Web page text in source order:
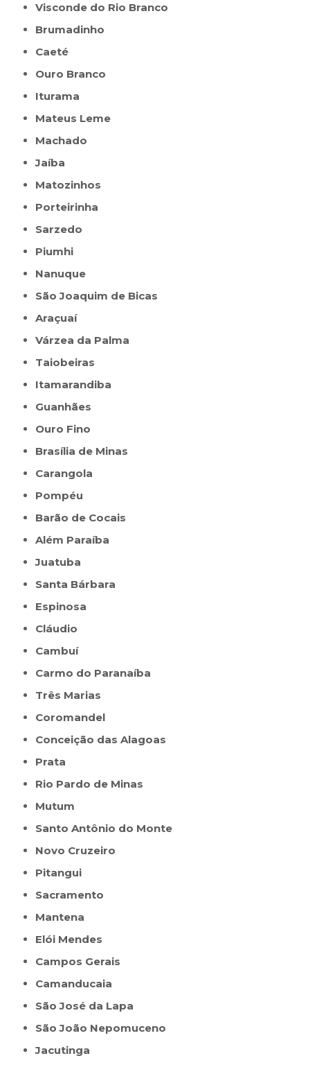
Visconde do Rio Branco
Brumadinho
Caeté
Ouro Branco
Iturama
Mateus Leme
Machado
Jaíba
Matozinhos
Porteirinha
Sarzedo
Piumhi
Nanuque
São Joaquim de Bicas
Araçuaí
Várzea da Palma
Taiobeiras
Itamarandiba
Guanhães
Ouro Fino
Brasília de Minas
Carangola
Pompéu
Barão de Cocais
Além Paraíba
Juatuba
Santa Bárbara
Espinosa
Cláudio
Cambuí
Carmo do Paranaíba
Três Marias
Coromandel
Conceição das Alagoas
Prata
Rio Pardo de Minas
Mutum
Santo Antônio do Monte
Novo Cruzeiro
Pitangui
Sacramento
Mantena
Elói Mendes
Campos Gerais
Camanducaia
São José da Lapa
São João Nepomuceno
Jacutinga